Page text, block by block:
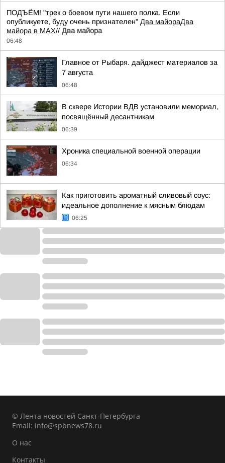
ПОДЪЁМ! "трек о боевом пути нашего полка. Если
опубликуете, буду очень признателен" Два майораДва
майора в МАХ// Два майора
06:48
Главное от Рыбаря. дайджест материалов за
7 августа
06:48
В сквере Истории ВДВ установили мемориал,
посвящённый десантникам
06:39
Хроника специальной военной операции
06:34
Как приготовить ароматный сливовый соус:
идеальное дополнение к мясным блюдам
06:25
© Лента новостей Санкт-Петербурга
Email: info@spbnews78.ru
О нас
Контакты